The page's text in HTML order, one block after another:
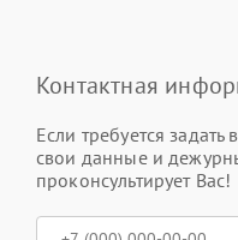
Контактная
Если требуется задать
свои данные и
проконсультирует Вас!